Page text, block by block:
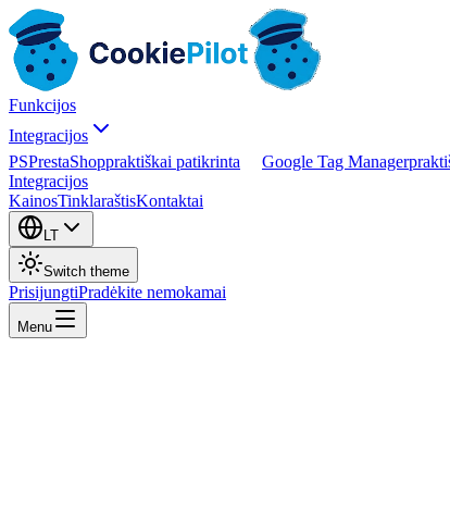
Funkcijos
Integracijos
PSPrestaShoppraktiškai patikrinta Google Tag Manager
Integracijos
KainosTinklaraštisKontaktai
LT
Switch theme
PrisijungtiPradėkite nemokamai
Menu